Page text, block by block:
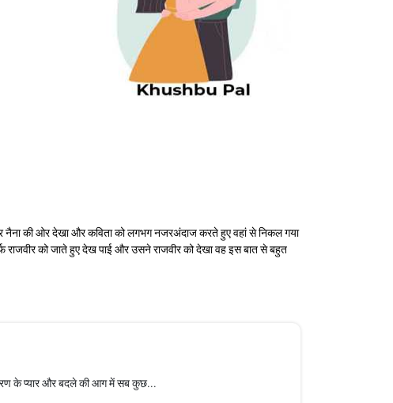
नैना की ओर देखा और कविता को लगभग नजरअंदाज करते हुए वहां से निकल गया
राजवीर को जाते हुए देख पाई और उसने राजवीर को देखा वह इस बात से बहुत
करण के प्यार और बदले की आग में सब कुछ...